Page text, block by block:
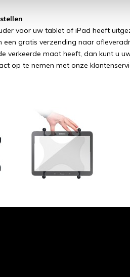
voor uw tablet of iPad heeft
gratis verzending naar
verkeerde maat heeft, dan kunt u
op te nemen met onze